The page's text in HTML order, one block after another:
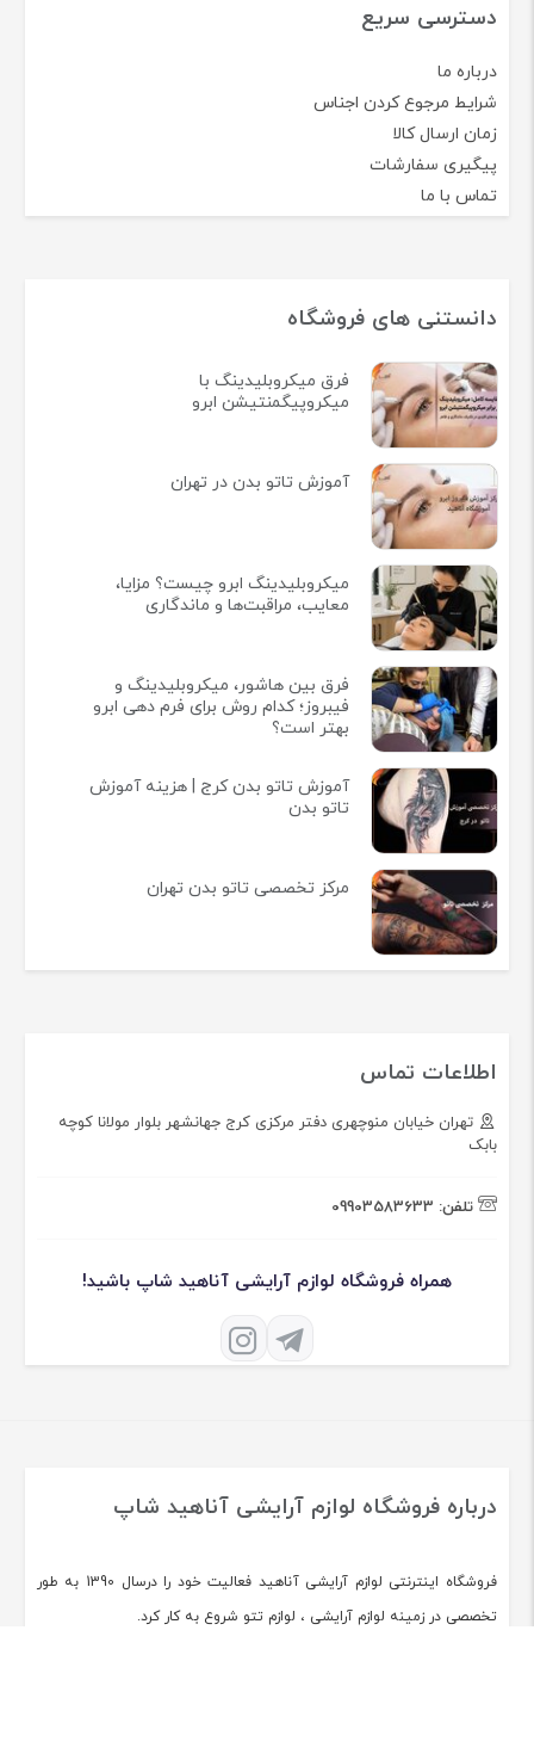
دسترسی سریع
درباره ما
شرایط مرجوع کردن اجناس
زمان ارسال کالا
پیگیری سفارشات
تماس با ما
دانستنی های فروشگاه
فرق میکروبلیدینگ با
میکروپیگمنتیشن ابرو
آموزش تاتو بدن در تهران
میکروبلیدینگ ابرو چیست؟ مزایا،
معایب، مراقبت‌ها و ماندگاری
فرق بین هاشور، میکروبلیدینگ و
فیبروز؛ کدام روش برای فرم دهی ابرو
بهتر است؟
آموزش تاتو بدن کرج | هزینه آموزش
تاتو بدن
مرکز تخصصی تاتو بدن تهران
اطلاعات تماس
تهران خیابان منوچهری دفتر مرکزی کرج جهانشهر بلوار مولانا کوچه
بابک
تلفن: 09903583633
همراه فروشگاه لوازم آرایشی آناهید شاپ باشید!
درباره فروشگاه لوازم آرایشی آناهید شاپ
فروشگاه اینترنتی لوازم آرایشی آناهید فعالیت خود را درسال 1390 به طور
تخصصی در زمینه لوازم آرایشی ، لوازم تتو شروع به کار کرد.